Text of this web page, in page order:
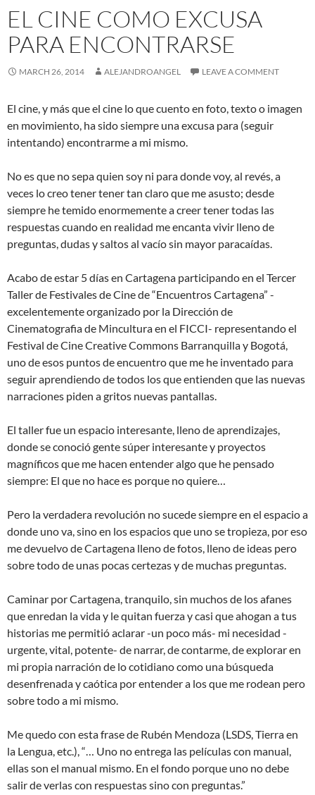
EL CINE COMO EXCUSA
PARA ENCONTRARSE
MARCH 26, 2014 ALEJANDROANGEL LEAVE A COMMENT
El cine, y más que el cine lo que cuento en foto, texto o imagen
en movimiento, ha sido siempre una excusa para (seguir
intentando) encontrarme a mi mismo.
No es que no sepa quien soy ni para donde voy, al revés, a
veces lo creo tener tener tan claro que me asusto; desde
siempre he temido enormemente a creer tener todas las
respuestas cuando en realidad me encanta vivir lleno de
preguntas, dudas y saltos al vacío sin mayor paracaídas.
Acabo de estar 5 días en Cartagena participando en el Tercer
Taller de Festivales de Cine de “Encuentros Cartagena” -
excelentemente organizado por la Dirección de
Cinematografia de Mincultura en el FICCI- representando el
Festival de Cine Creative Commons Barranquilla y Bogotá,
uno de esos puntos de encuentro que me he inventado para
seguir aprendiendo de todos los que entienden que las nuevas
narraciones piden a gritos nuevas pantallas.
El taller fue un espacio interesante, lleno de aprendizajes,
donde se conoció gente súper interesante y proyectos
magníficos que me hacen entender algo que he pensado
siempre: El que no hace es porque no quiere…
Pero la verdadera revolución no sucede siempre en el espacio a
donde uno va, sino en los espacios que uno se tropieza, por eso
me devuelvo de Cartagena lleno de fotos, lleno de ideas pero
sobre todo de unas pocas certezas y de muchas preguntas.
Caminar por Cartagena, tranquilo, sin muchos de los afanes
que enredan la vida y le quitan fuerza y casi que ahogan a tus
historias me permitió aclarar -un poco más- mi necesidad -
urgente, vital, potente- de narrar, de contarme, de explorar en
mi propia narración de lo cotidiano como una búsqueda
desenfrenada y caótica por entender a los que me rodean pero
sobre todo a mi mismo.
Me quedo con esta frase de Rubén Mendoza (LSDS, Tierra en
la Lengua, etc.), “… Uno no entrega las películas con manual,
ellas son el manual mismo. En el fondo porque uno no debe
salir de verlas con respuestas sino con preguntas.”